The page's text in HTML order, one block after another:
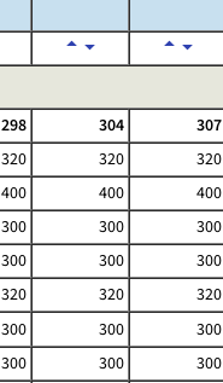
298 304 307
320 320 320
400 400 400
300 300 300
300 300 300
320 320 320
300 300 300
300 300 300